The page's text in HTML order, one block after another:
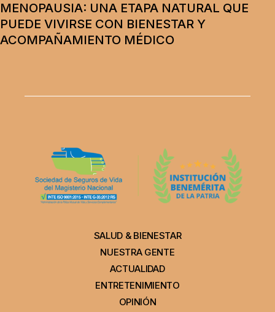
MENOPAUSIA: UNA ETAPA NATURAL QUE
PUEDE VIVIRSE CON BIENESTAR Y
ACOMPAÑAMIENTO MÉDICO
SALUD & BIENESTAR
NUESTRA GENTE
ACTUALIDAD
ENTRETENIMIENTO
OPINIÓN